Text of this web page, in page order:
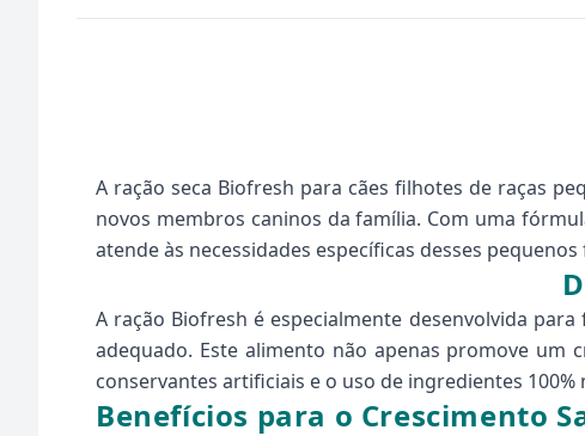
A ração seca Biofresh para cães filhotes de raças
novos membros caninos da família. Com uma
atende às necessidades específicas desses
A ração Biofresh é especialmente desenvolvida
adequado. Este alimento não apenas promove um
conservantes artificiais e o uso de ingredientes
Benefícios para o Crescimento